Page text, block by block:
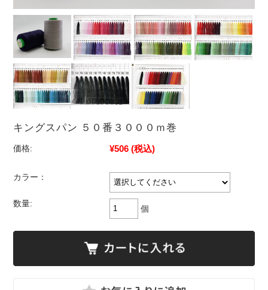
キングスパン ５０番３０００ｍ巻
価格: ¥506 (税込)
カラー：
数量:
個